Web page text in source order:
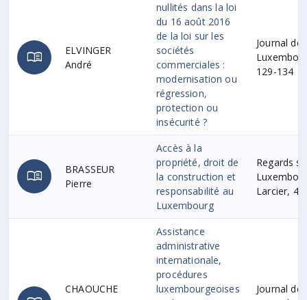
menu_book
ELVINGER
André
nullités dans la loi
du 16 août 2016
de la loi sur les
sociétés
commerciales :
modernisation ou
régression,
protection ou
insécurité ?
Journal
129-134
menu_book
BRASSEUR
Pierre
Accès à la
propriété, droit de
la construction et
responsabilité au
Luxembourg
Regards
Larcier,
CHAOUCHE
Assistance
administrative
internationale,
procédures
luxembourgeoises
Journal